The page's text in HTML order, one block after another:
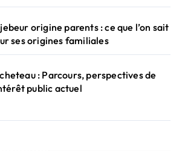
origine parents : ce que l’on sait
ses origines familiales
: Parcours, perspectives de
public actuel